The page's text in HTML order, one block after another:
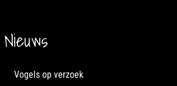
Nieuws
Vogels op verzoek